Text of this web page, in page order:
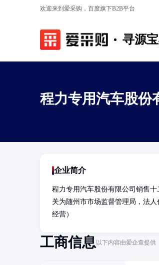
欢迎来到爱采购，百度旗下B2B平台
寻源
程力专用汽车股份
企业简介
程力专用汽车股份有限公司销售
关为随州市市场监督管理局，法
经营）
工商信息以下内容由爱企查提供